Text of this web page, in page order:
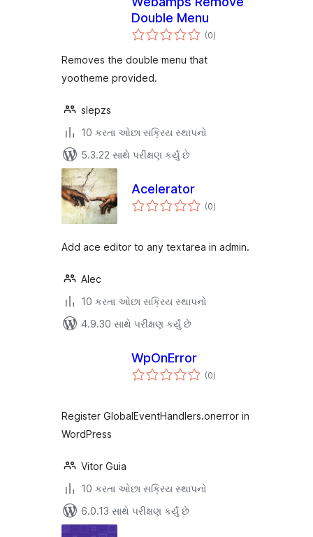
Double Menu
(0કુલ
રેટિંગ્સ
)
Removes the double menu that
yootheme provided.
slepzs
10 કરતા ઓછા સક્રિય સ્થાપનો
5.3.22 સાથે પરીક્ષણ કર્યું છે
Acelerator
(0કુલ
રેટિંગ્સ
)
Add ace editor to any textarea in admin.
Alec
10 કરતા ઓછા સક્રિય સ્થાપનો
4.9.30 સાથે પરીક્ષણ કર્યું છે
WpOnError
(0કુલ
રેટિંગ્સ
)
Register GlobalEventHandlers.onerror in
WordPress
Vitor Guia
10 કરતા ઓછા સક્રિય સ્થાપનો
6.0.13 સાથે પરીક્ષણ કર્યું છે